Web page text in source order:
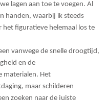
lagen aan toe te voegen. Al
handen, waarbij ik steeds
figuratieve helemaal los te
vanwege de snelle droogtijd,
en de
materialen. Het
maar schilderen
zoeken naar de juiste